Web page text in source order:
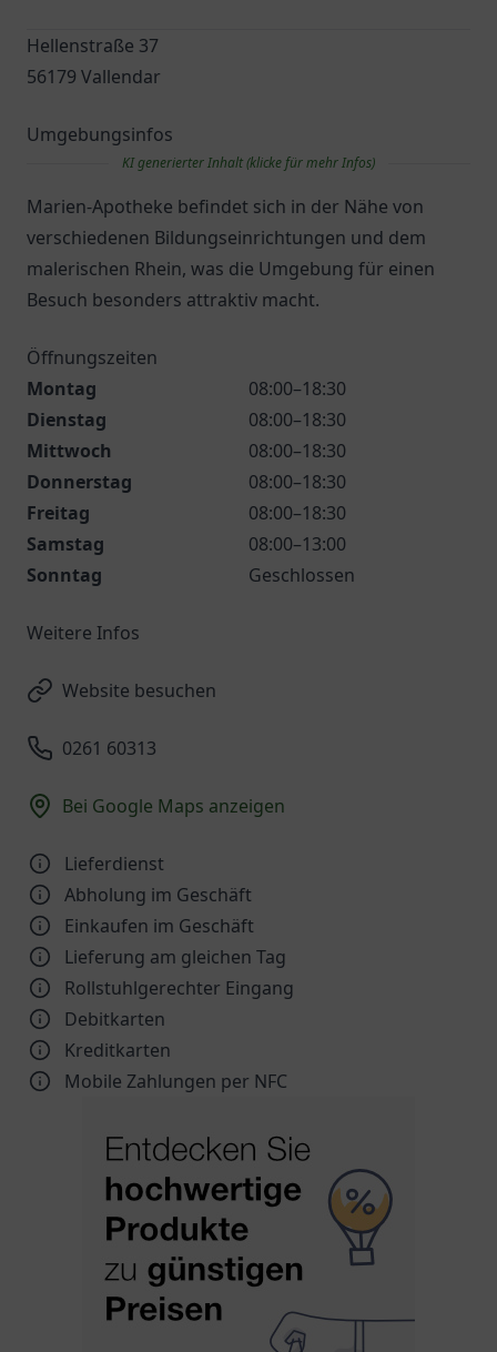
Hellenstraße 37
56179 Vallendar
Umgebungsinfos
KI generierter Inhalt (klicke für mehr Infos)
Marien-Apotheke befindet sich in der Nähe von
verschiedenen Bildungseinrichtungen und dem
malerischen Rhein, was die Umgebung für einen
Besuch besonders attraktiv macht.
Öffnungszeiten
Montag
08:00–18:30
Dienstag
08:00–18:30
Mittwoch
08:00–18:30
Donnerstag
08:00–18:30
Freitag
08:00–18:30
Samstag
08:00–13:00
Sonntag
Geschlossen
Weitere Infos
Website besuchen
0261 60313
Bei Google Maps anzeigen
Lieferdienst
Abholung im Geschäft
Einkaufen im Geschäft
Lieferung am gleichen Tag
Rollstuhlgerechter Eingang
Debitkarten
Kreditkarten
Mobile Zahlungen per NFC